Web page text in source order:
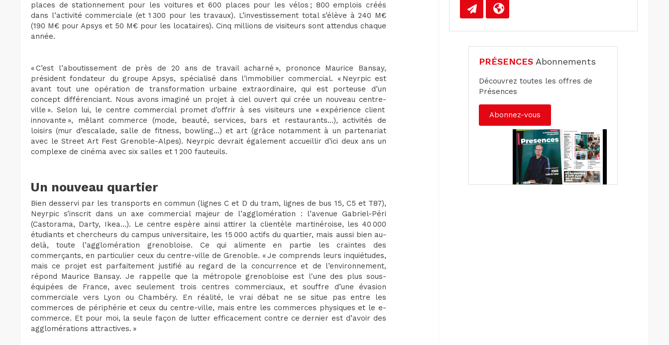
places de stationnement pour les voitures et 600 places pour les vélos ; 800 emplois créés
dans l’activité commerciale (et 1 300 pour les travaux). L’investissement total s’élève à 240 M€
(190 M€ pour Apsys et 50 M€ pour les locataires). Cinq millions de visiteurs sont attendus chaque
année.
« C’est l’aboutissement de près de 20 ans de travail acharné », prononce Maurice Bansay,
président fondateur du groupe Apsys, spécialisé dans l’immobilier commercial. « Neyrpic est
avant tout une opération de transformation urbaine extraordinaire, qui est porteuse d’un
concept différenciant. Nous avons imaginé un projet à ciel ouvert qui crée un nouveau centre-
ville ». Selon lui, le centre commercial promet d’offrir à ses visiteurs une « expérience client
innovante », mêlant commerce (mode, beauté, services, bars et restaurants…), activités de
loisirs (mur d’escalade, salle de fitness, bowling…) et art (grâce notamment à un partenariat
avec le Street Art Fest Grenoble-Alpes). Neyrpic devrait également accueillir d’ici deux ans un
complexe de cinéma avec six salles et 1 200 fauteuils.
Un nouveau quartier
Bien desservi par les transports en commun (lignes C et D du tram, lignes de bus 15, C5 et T87),
Neyrpic s’inscrit dans un axe commercial majeur de l’agglomération : l’avenue Gabriel-Péri
(Castorama, Darty, Ikea…). Le centre espère ainsi attirer la clientèle martinéroise, les 40 000
étudiants et chercheurs du campus universitaire, les 15 000 actifs du quartier, mais aussi bien au-
delà, toute l’agglomération grenobloise. Ce qui alimente en partie les craintes des
commerçants, en particulier ceux du centre-ville de Grenoble. « Je comprends leurs inquiétudes,
mais ce projet est parfaitement justifié au regard de la concurrence et de l’environnement,
répond Maurice Bansay. Je rappelle que la métropole grenobloise est l'une des plus sous-
équipées de France, avec seulement trois centres commerciaux, et souffre d’une évasion
commerciale vers Lyon ou Chambéry. En réalité, le vrai débat ne se situe pas entre les
commerces de périphérie et ceux du centre-ville, mais entre les commerces physiques et le e-
commerce. Et pour moi, la seule façon de lutter efficacement contre ce dernier est d’avoir des
agglomérations attractives. »
PRÉSENCES Abonnements
Découvrez toutes les offres de
Présences
Abonnez-vous